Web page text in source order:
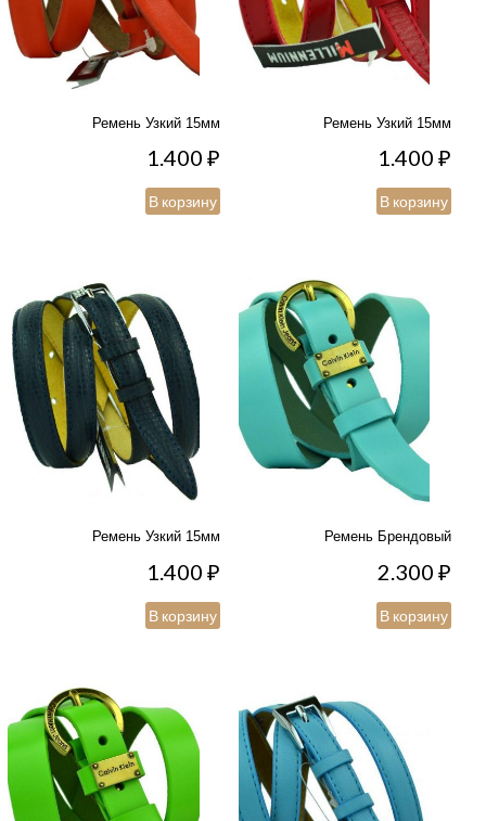
Ремень Узкий 15мм
1.400₽
В корзину
Ремень Узкий 15мм
1.400₽
В корзину
Ремень Узкий 15мм
1.400₽
В корзину
Ремень Брендовый
2.300₽
В корзину